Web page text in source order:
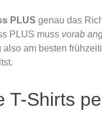
PLUS genau das
PLUS muss vorab
am besten
T-Shirts